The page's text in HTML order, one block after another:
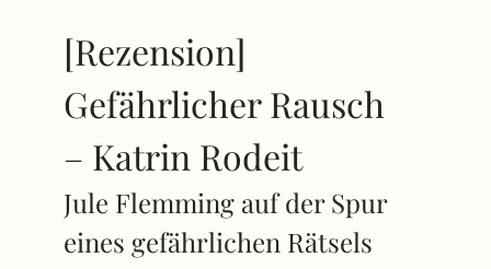
[Rezension]
Gefährlicher Rausch
– Katrin Rodeit
Jule Flemming auf der Spur
eines gefährlichen Rätsels